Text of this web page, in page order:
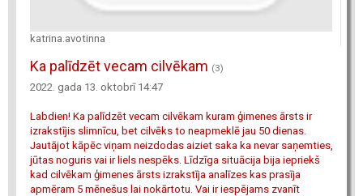
katrina.avotinna
Ka palīdzēt vecam cilvēkam (3)
2022. gada 13. oktobrī 14:47
Labdien! Ka palīdzēt vecam cilvēkam kuram ģimenes ārsts ir
izrakstījis slimnīcu, bet cilvēks to neapmeklē jau 50 dienas.
Jautājot kāpēc viņam neizdodas aiziet saka ka nevar saņemties,
jūtas noguris vai ir liels nespēks. Līdzīga situācija bija iepriekš
kad cilvēkam ģimenes ārsts izrakstīja analīzes kas prasīja
apmēram 5 mēnešus lai nokārtotu. Vai ir iespējams zvanīt